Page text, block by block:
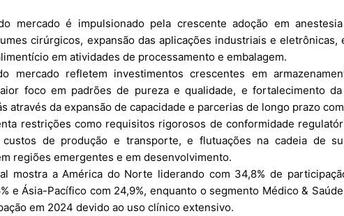
mercado é impulsionado pela crescente adoção em
cirúrgicos, expansão das aplicações industriais e
em atividades de processamento e embalagem.
mercado refletem investimentos crescentes em
foco em padrões de pureza e qualidade, e fortalecimento
através da expansão de capacidade e parcerias de longo prazo
restrições como requisitos rigorosos de conformidade
custos de produção e transporte, e flutuações na cadeia de
regiões emergentes e em desenvolvimento.
mostra a América do Norte liderando com 34,8% de
e Ásia-Pacífico com 24,9%, enquanto o segmento Médico &
em 2024 devido ao uso clínico extensivo.